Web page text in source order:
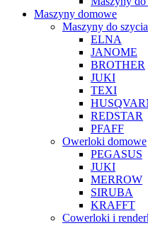
Maszyny domowe
Maszyny do
ELNA
JANOME
BROTHER
JUKI
TEXI
REDSTAR
PFAFF
Owerloki domowe
PEGASUS
JUKI
MERROW
SIRUBA
KRAFFT
Cowerloki i